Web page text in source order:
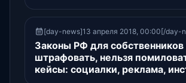
[day-news]13 апреля 2018, 00:00[/day-
Законы РФ для собственников
штрафовать, нельзя
кейсы: социалки, реклама,